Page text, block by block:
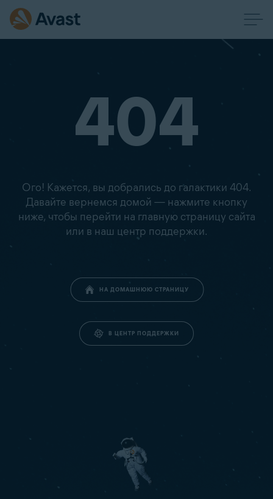
404
Ого! Кажется, вы добрались до галактики 404.
Давайте вернемся домой — нажмите кнопку
ниже, чтобы перейти на главную страницу сайта
или в наш центр поддержки.
НА ДОМАШНЮЮ СТРАНИЦУ
В ЦЕНТР ПОДДЕРЖКИ